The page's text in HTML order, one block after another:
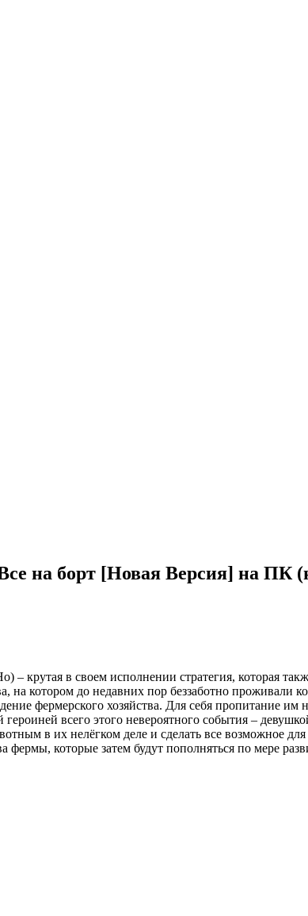
на борт [Новая Версия] на ПК
– крутая в своем исполнении стратегия, которая
на котором до недавних пор беззаботно проживали
фермерского хозяйства. Для себя пропитание
всего этого невероятного события –
в их нелёгком деле и сделать все возможное для
фермы, которые затем будут пополняться по мере